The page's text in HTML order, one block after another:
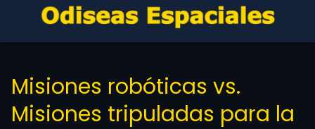
Misiones robóticas vs.
Misiones tripuladas para la